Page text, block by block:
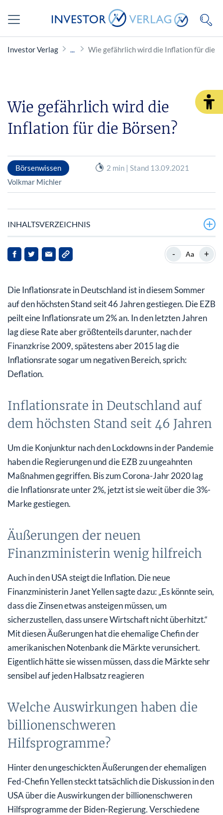
Investor Verlag Wie gefährlich wird die Inflation für die
Wie gefährlich wird die
Inflation für die Börsen?
Börsenwissen
2 min | Stand 13.09.2021
Volkmar Michler
INHALTSVERZEICHNIS
Inflationsrate in Deutschland auf dem höchsten Stand
seit 46 Jahren
Welche Auswirkungen haben die billionenschweren
Hilfsprogramme?
Volkswirte sind sich uneinig
Tech-Giganten können sich aus eigener Kraft
finanzieren
gegen Inflation ab
- Aa +
Die Inflationsrate in Deutschland ist in diesem Sommer
auf den höchsten Stand seit 46 Jahren gestiegen. Die EZB
peilt eine Inflationsrate um 2% an. In den letzten Jahren
lag diese Rate aber größtenteils darunter, nach der
Finanzkrise 2009, spätestens aber 2015 lag die
Inflationsrate sogar um negativen Bereich, sprich:
Deflation.
Inflationsrate in Deutschland auf
dem höchsten Stand seit 46 Jahren
Um die Konjunktur nach den Lockdowns in der Pandemie
haben die Regierungen und die EZB zu ungeahnten
Maßnahmen gegriffen. Bis zum Corona-Jahr 2020 lag
die Inflationsrate unter 2%, jetzt ist sie weit über die 3%-
Marke gestiegen.
Äußerungen der neuen
Finanzministerin wenig hilfreich
Auch in den USA steigt die Inflation. Die neue
Finanzministerin Janet Yellen sagte dazu: „Es könnte sein,
dass die Zinsen etwas ansteigen müssen, um
sicherzustellen, dass unsere Wirtschaft nicht überhitzt.“
Mit diesen Äußerungen hat die ehemalige Chefin der
amerikanischen Notenbank die Märkte verunsichert.
Eigentlich hätte sie wissen müssen, dass die Märkte sehr
sensibel auf jeden Halbsatz reagieren
Welche Auswirkungen haben die
billionenschweren
Hilfsprogramme?
Hinter den ungeschickten Äußerungen der ehemaligen
Fed-Chefin Yellen steckt tatsächlich die Diskussion in den
USA über die Auswirkungen der billionenschweren
Hilfsprogramme der Biden-Regierung. Verschiedene